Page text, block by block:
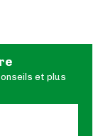
et plus